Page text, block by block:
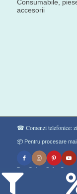
Consumabile,
accesorii
☎ Comenzi telefonice:
📦 Pentru procesare
Don Gelato Soft -